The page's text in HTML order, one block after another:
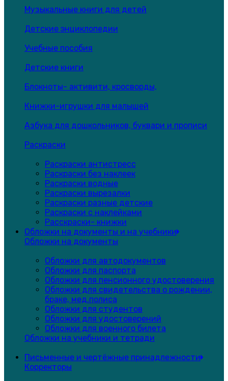
Музыкальные книги для детей
Детские энциклопедии
Учебные пособия
Детские книги
Блокноты- активити, кросворды,
Книжки-игрушки для малышей
Азбука для дошкольников, буквари и прописи
Раскраски
Раскраски антистресс
Раскраски без наклеек
Раскраски водные
Раскраски вырезалки
Раскраски разные детские
Раскраски с наклейками
Расскраски- книжки
Обложки на документы и на учебники
Обложки на документы
Обложки для автодокументов
Обложки для паспорта
Обложки для пенсионного удостоверения
Обложки для свидетельства о рождении,
браке, мед.полиса
Обложки для студентов
Обложки для удостоверений
Обложки для военного билета
Обложки на учебники и тетради
Письменные и чертёжные принадлежности
Корректоры